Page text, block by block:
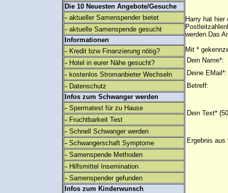
Die 10 Neuesten Angebote/Gesuche
- aktueller Samenspender bietet
- aktuelle Samenspende gesucht
Informationen
- Kredit bzw Finanzierung nötig?
- Hotel in eurer Nähe gesucht?
- kostenlos Stromanbieter Wechseln
- Datenschutz
Infos zum Schwanger werden
- Spermatest für zu Hause
- Fruchtbarkeit Test
- Schnell Schwanger werden
- Schwangerschaft Symptome
- Samenspende Methoden
- Hilfsmittel Insemination
- Samenspender gefunden
Infos zum Kinderwunsch
Harry hat
werden.Das
Mit *
Dein Name*:
Deine EMail*:
Betreff:
Dein Text*
Ergebnis aus